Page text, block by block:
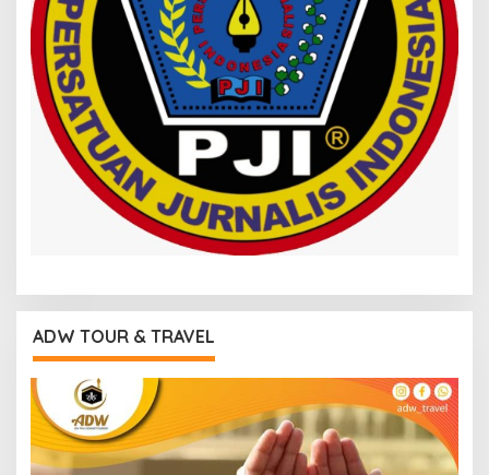
ADW TOUR & TRAVEL